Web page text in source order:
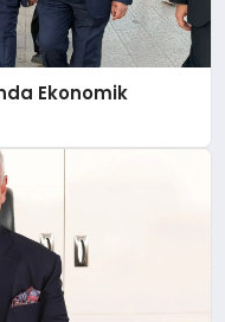
Ekonomik